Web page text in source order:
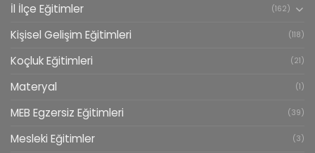
İl İlçe Eğitimler (162)
Kişisel Gelişim Eğitimleri (118)
Koçluk Eğitimleri (21)
Materyal (1)
MEB Egzersiz Eğitimleri (39)
Mesleki Eğitimler (3)